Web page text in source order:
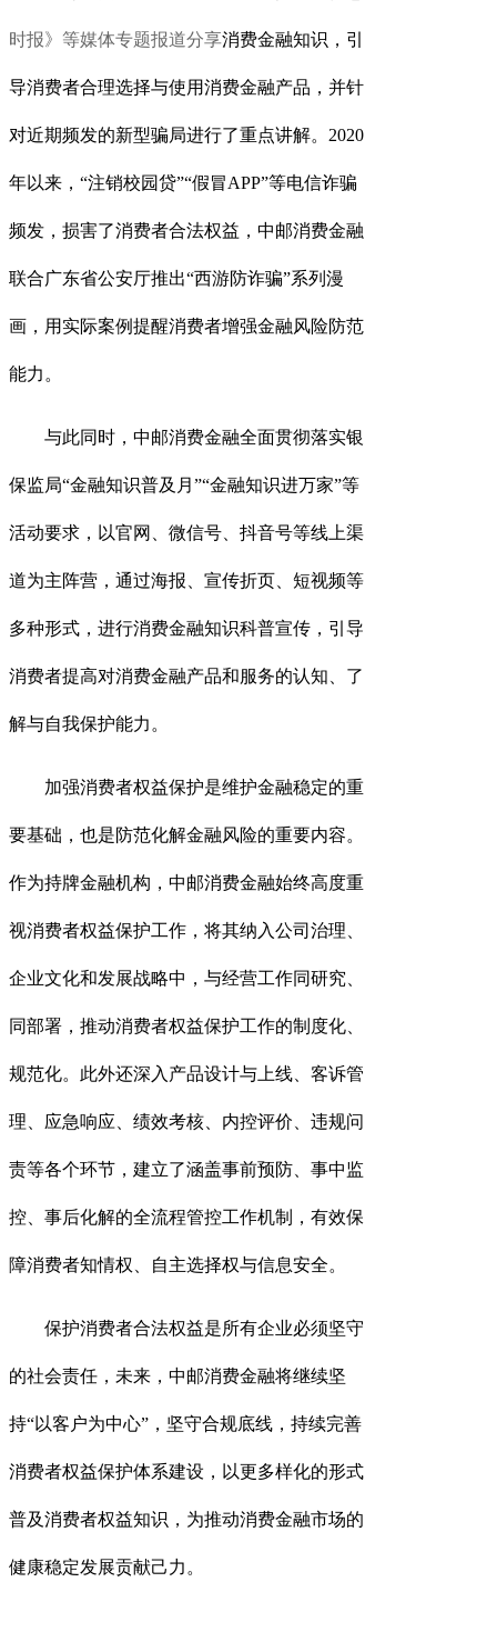
时报》等媒体专题报道分享消费金融知识，引
导消费者合理选择与使用消费金融产品，并针
对近期频发的新型骗局进行了重点讲解。 2020
年以来，“注销校园贷”“假冒APP”等电信诈骗
频发，损害了消费者合法权益，中邮消费金融
联合广东省公安厅推出“西游防诈骗”系列漫
画，用实际案例提醒消费者增强金融风险防范
能力。
与此同时，中邮消费金融全面贯彻落实银
保监局“金融知识普及月”“金融知识进万家”等
活动要求，以官网、微信号、抖音号等线上渠
道为主阵营，通过海报、 宣传折页 、短视频等
多种形式， 进行消费金融知识科普宣传 ，引导
消费者提高对消费金融产品和服务的认知 、了
解与自我保护能力。
加强消费者权益保护是维护金融稳定的重
要基础，也是防范化解金融风险的重要内容。
作为持牌金融机构，中邮消费金融始终高度重
视消费者权益保护工作，将其纳入公司治理、
企业文化和发展战略中，与经营工作同研究、
同部署，推动消费者权益保护工作的制度化、
规范化。此外还深入产品设计与上线、客诉管
理、应急响应、绩效考核、内控评价、违规问
责等各个环节，建立了涵盖事前预防、事中监
控、事后化解的全流程管控工作机制，有效保
障消费者知情权、自主选择权与信息安全。
保护消费者合法权益是所有企业必须坚守
的社会责任，未来，中邮消费金融将继续坚
持“以客 户为中心”，坚守合规底线，持续完善
消费者权益保护体系建设，以更多样化的形式
普及消费者权益知识，为推动消费金融市场的
健康稳定发展贡献己力。